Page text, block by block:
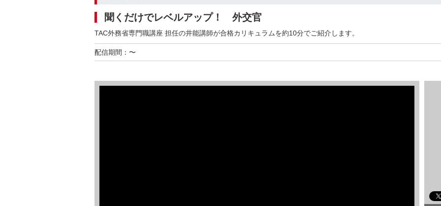
聞くだけでレベルアップ！ 外交官
TAC外務省専門職講座 担任の井能講師が合格カリキュラムを約10分でご紹介します。
配信期間：〜